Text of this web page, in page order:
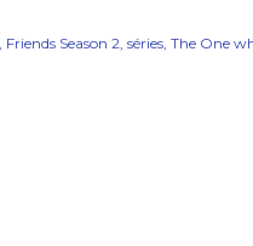
Friends Season 2 séries The One